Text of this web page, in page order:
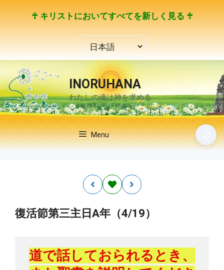
ス
キ
ッ
プ
♰ キリストにおいてすべてを新しく見る ♰
選
択
INORUHANA
わたしの魂は神を求める
Menu
復活節第三主日A年（4/19）
道で話しておられるとき、